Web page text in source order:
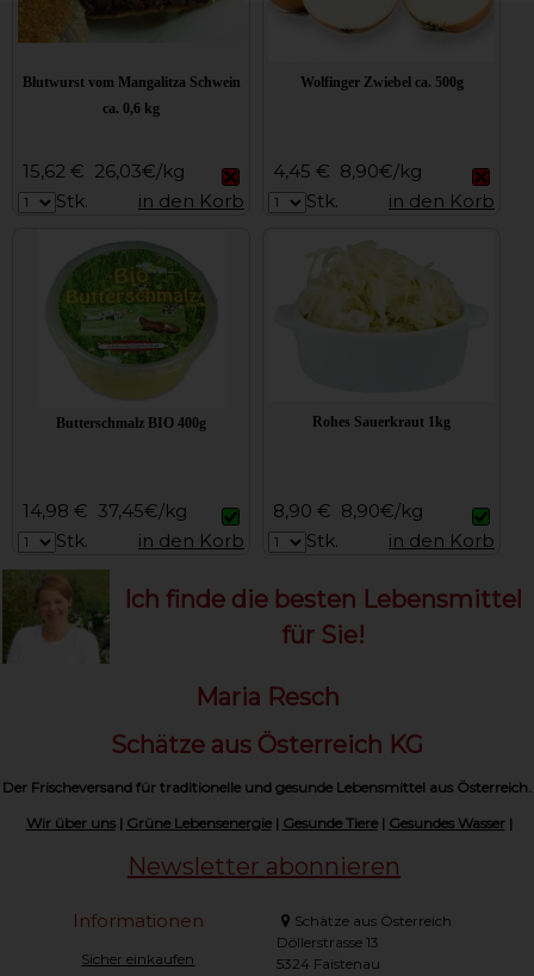
Blutwurst vom Mangalitza Schwein
ca. 0,6 kg
15,62 € 26,03€/kg
Stk.
in den Korb
Wolfinger Zwiebel ca. 500g
4,45 € 8,90€/kg
Stk.
in den Korb
Butterschmalz BIO 400g
14,98 € 37,45€/kg
Stk.
in den Korb
Rohes Sauerkraut 1kg
8,90 € 8,90€/kg
Stk.
in den Korb
Ich finde die besten Lebensmittel
für Sie!
Maria Resch
Schätze aus Österreich KG
Der Frischeversand für traditionelle und gesunde Lebensmittel aus Österreich.
Wir über uns| Grüne Lebensenergie| Gesunde Tiere| Gesundes Wasser|
Newsletter abonnieren
Informationen
Sicher einkaufen
Schätze aus Österreich
Döllerstrasse 13
5324 Faistenau